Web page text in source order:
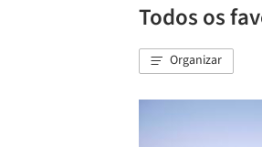
Todos os
Organizar